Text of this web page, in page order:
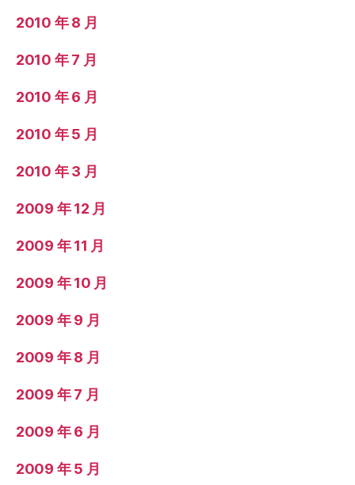
2010 年 8 月
2010 年 7 月
2010 年 6 月
2010 年 5 月
2010 年 3 月
2009 年 12 月
2009 年 11 月
2009 年 10 月
2009 年 9 月
2009 年 8 月
2009 年 7 月
2009 年 6 月
2009 年 5 月